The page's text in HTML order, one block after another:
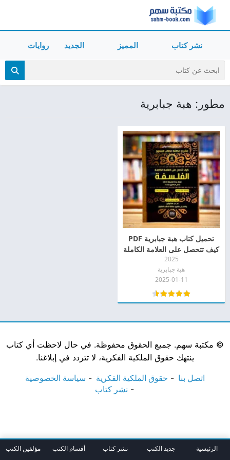
نشر كتاب المميز الجديد روايات
مطور: هبة جبابرية
تحميل كتاب هبة جبابرية PDF
كيف تتحصل على العلامة الكاملة
في الفلسفة
2025
هبة جبابرية
2025-01-11
© مكتبة سهم. جميع الحقوق محفوظة. في حال لاحظت أي كتاب
ينتهك حقوق الملكية الفكرية، لا تتردد في إبلاغنا.
اتصل بنا حقوق الملكية الفكرية
سياسة الخصوصية
نشر كتاب
الرئيسية جديد الكتب نشر كتاب أقسام الكتب مؤلفين الكتب